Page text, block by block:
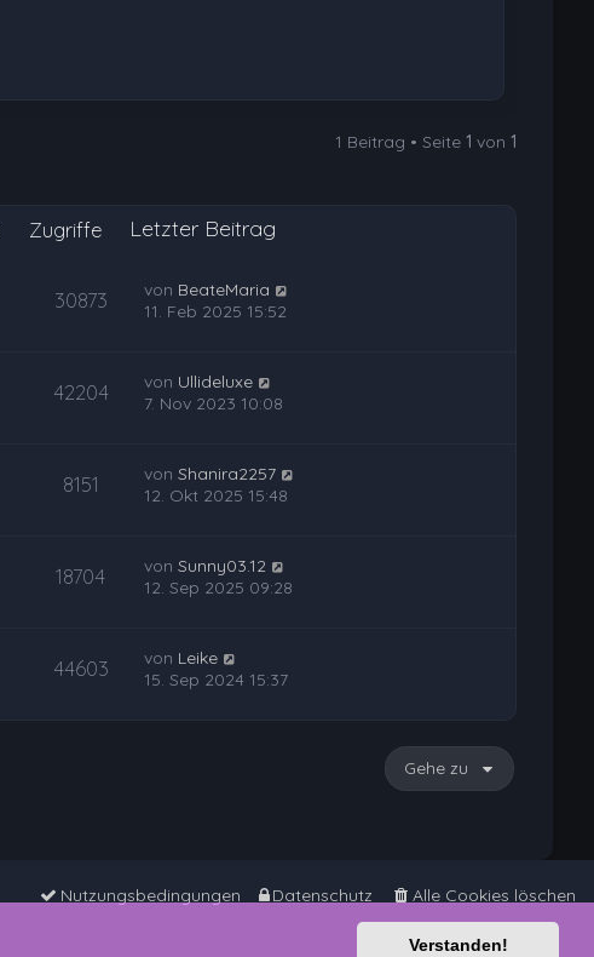
Verstanden!
1 Beitrag • Seite1 von1
Zugriffe Letzter Beitrag
30873 von BeateMaria
11. Feb 2025 15:52
42204 von Ullideluxe
7. Nov 2023 10:08
8151 vonShanira2257
12. Okt 2025 15:48
18704 vonSunny03.12
12. Sep 2025 09:28
44603 von Leike
15. Sep 2024 15:37
Gehe zu
Alle Cookies löschen
Datenschutz
Nutzungsbedingungen